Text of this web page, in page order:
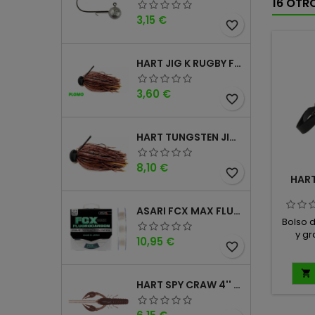
Precio
3,15 € favorite_border
HART JIG K RUGBY FOOTBALL DM
Precio
3,60 € favorite_border
HART TUNGSTEN JIG T FOOTBALL DM
Precio
8,10 € favorite_border
ASARI FCX MAX FLUOROCARBONO 100% 100MTS
Precio
10,95 € favorite_border
HART SPY CRAW 4'' CINNAMON PURPLE
Bolso
y
